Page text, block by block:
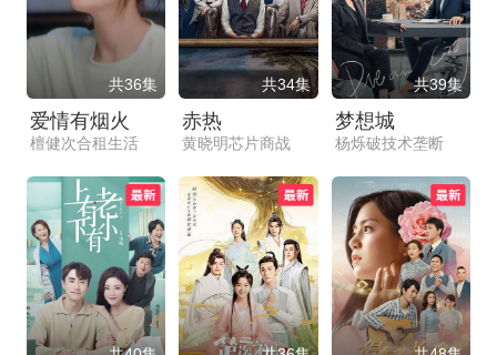
共36集
爱情有烟火
檀健次合租生活
共34集
赤热
黄晓明芯片商战
共39集
梦想城
杨烁破技术垄断